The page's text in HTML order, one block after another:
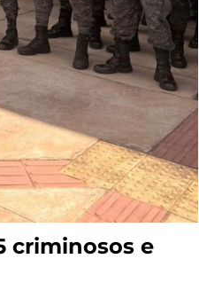
criminosos e